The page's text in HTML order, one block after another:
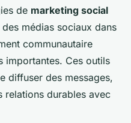
de marketing social
médias sociaux dans
communautaire
importantes. Ces outils
diffuser des messages,
relations durables avec